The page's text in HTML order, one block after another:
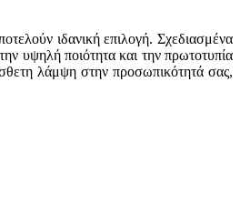
ιδανική επιλογή. Σχεδιασμένα
υψηλή ποιότητα και την πρωτοτυπία
λάμψη στην προσωπικότητά σας,